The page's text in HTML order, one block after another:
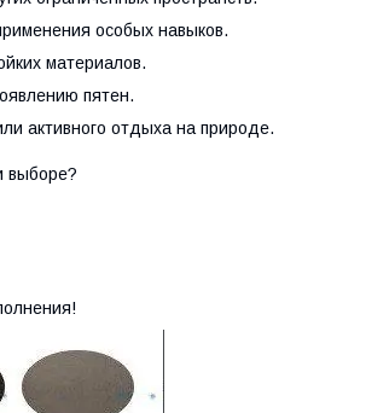
особых навыков.
материалов.
пятен.
активного отдыха на природе.
выборе?